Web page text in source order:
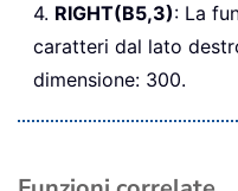
4. RIGHT(B5,3): La
caratteri dal lato
dimensione: 300.